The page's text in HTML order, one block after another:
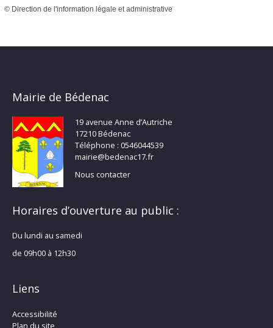
© Direction de l'information légale et administrative
Mairie de Bédenac
19 avenue Anne d’Autriche
17210 Bédenac
Téléphone : 0546044539
mairie@bedenac17.fr
Nous contacter
Horaires d’ouverture au public :
Du lundi au samedi
de 09h00 à 12h30
Liens
Accessibilité
Plan du site